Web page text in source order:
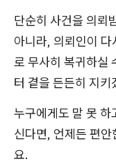
단순히 사건을 의뢰
아니라, 의뢰인이
로 무사히 복귀하실
터 곁을 든든히 지키
누구에게도 말 못 하
신다면, 언제든 편
요.